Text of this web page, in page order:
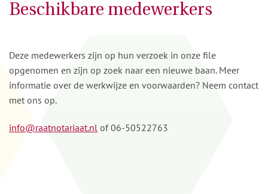
Beschikbare medewerkers
Deze medewerkers zijn op hun verzoek in onze file
opgenomen en zijn op zoek naar een nieuwe baan. Meer
informatie over de werkwijze en voorwaarden? Neem contact
met ons op.
info@raatnotariaat.nl of 06-50522763